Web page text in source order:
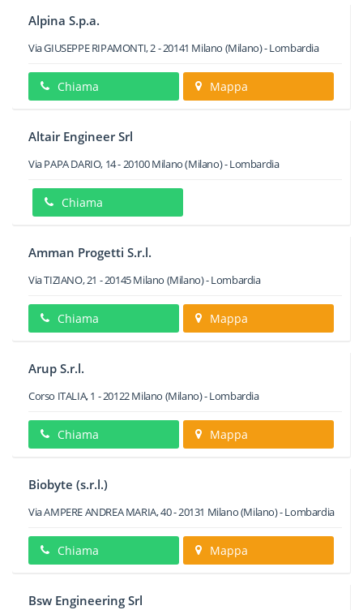
Alpina S.p.a.
Via GIUSEPPE RIPAMONTI, 2-20141 Milano (Milano) -Lombardia
Chiama Mappa
Altair Engineer Srl
Via PAPA DARIO, 14-20100Milano(Milano) -Lombardia
Chiama
Amman Progetti S.r.l.
Via TIZIANO, 21 -20145Milano (Milano) -Lombardia
Chiama Mappa
Arup S.r.l.
Corso ITALIA, 1 -20122Milano (Milano) -Lombardia
Chiama Mappa
Biobyte (s.r.l.)
Via AMPERE ANDREA MARIA, 40-20131 Milano(Milano) -Lombardia
Chiama Mappa
Bsw Engineering Srl